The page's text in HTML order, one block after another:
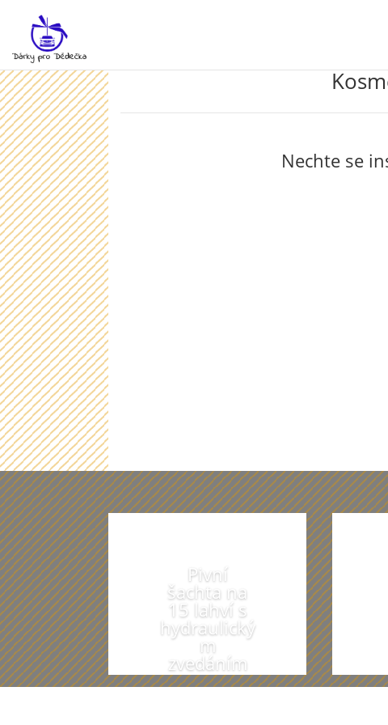
Nechte se
Z
Pivní
šachta na
15 lahví s
hydraulický
m
zvedáním